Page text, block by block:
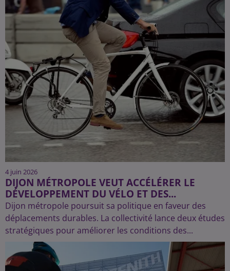
4 juin 2026
DIJON MÉTROPOLE VEUT ACCÉLÉRER LE
DÉVELOPPEMENT DU VÉLO ET DES...
Dijon métropole poursuit sa politique en faveur des
déplacements durables. La collectivité lance deux études
stratégiques pour améliorer les conditions des...